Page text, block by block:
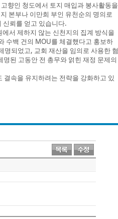
향인 청도에서 토지 매입과 봉사활동을
본부나 이만희 부인 유천순의 명의로
뢰를 얻고 있습니다.
서 제하지 않는 신천지의 집계 방식을
수백 건의 MOU를 체결했다고 홍보하
되었고, 교회 재산을 임의로 사용한 혐
된 고동안 전 총무와 얽힌 재정 문제의
결속을 유지하려는 전략을 강화하고 있